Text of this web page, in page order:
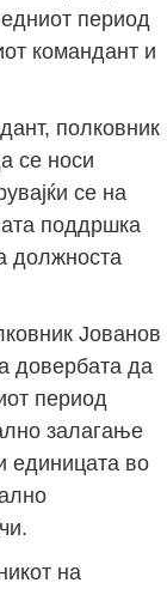
период
командант и
полковник
се носи
се на
поддршка
должноста
Јованов
довербата да
период
залагање
единицата во
на